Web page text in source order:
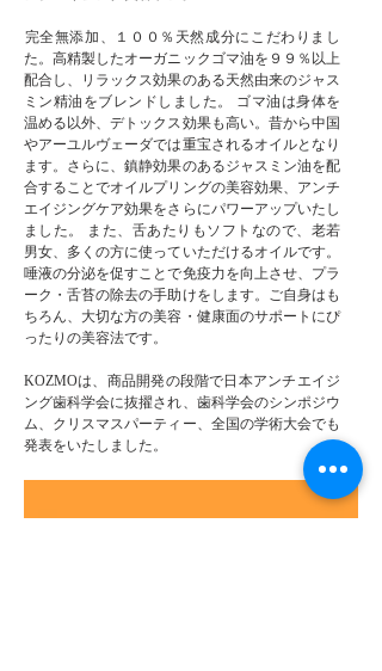
完全無添加、１００％天然成分にこだわりまし
た。高精製したオーガニックゴマ油を９９％以上
配合し、リラックス効果のある天然由来のジャス
ミン精油をブレンドしました。 ゴマ油は身体を
温める以外、デトックス効果も高い。昔から中国
やアーユルヴェーダでは重宝されるオイルとなり
ます。さらに、鎮静効果のあるジャスミン油を配
合することでオイルプリングの美容効果、アンチ
エイジングケア効果をさらにパワーアップいたし
ました。 また、舌あたりもソフトなので、老若
男女、多くの方に使っていただけるオイルです。
唾液の分泌を促すことで免疫力を向上させ、プラ
ーク・舌苔の除去の手助けをします。ご自身はも
ちろん、大切な方の美容・健康面のサポートにぴ
ったりの美容法です。
KOZMOは、商品開発の段階で日本アンチエイジ
ング歯科学会に抜擢され、歯科学会のシンポジウ
ム、クリスマスパーティー、全国の学術大会でも
発表をいたしました。